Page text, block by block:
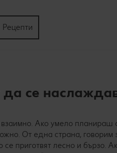
Рецепти
се
Ако умело планираш
От една страна, говорим
приготвят лесно и бързо.